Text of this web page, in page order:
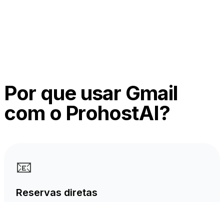
Por que usar Gmail
com o ProhostAI?
📧
Reservas diretas